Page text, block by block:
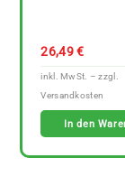
26,49€
In den